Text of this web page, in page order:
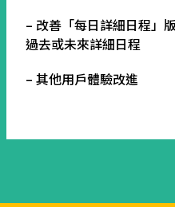
– 改善「每日詳細日程」
過去或未來詳細日程
– 其他用戶體驗改進